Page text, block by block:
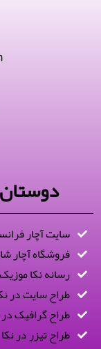
سایت آچار
فروشگاه آچار
رسانه نکا موزیک
طراح سایت در
طراح گرافیک در
طراح تیزر در نکا